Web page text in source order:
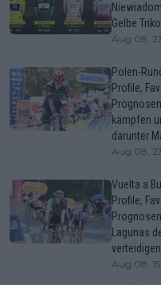
Gelbe
Aug 08,
Polen-
Profile,
kämpfen
darunter
Aug 08,
Vuelta a
Profile,
Lagunas
Aug 08,